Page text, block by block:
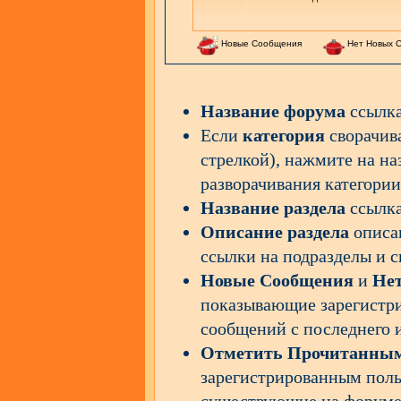
Новые Сообщения Нет Новых
Название форума
Есликатегория
стрелкой), нажмите на
разворачивания
Название раздела
Описание раздела
ссылки на подразделы и
Новые Сообщения и
показывающие
сообщений с последнего
Отметить
зарегистрированным